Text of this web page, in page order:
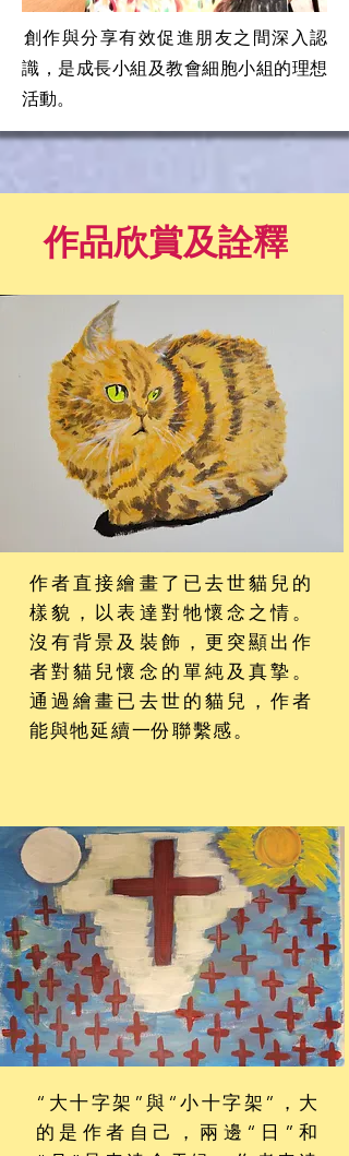
​創作與分享有效促進朋友之間深入認
識，是成長小組及教會細胞小組的理想
活動。
作品欣賞及詮釋
作者直接繪畫了已去世貓兒的
樣貌，以表達對牠懷念之情。
沒有背景及裝飾，更突顯出作
者對貓兒懷念的單純及真摯。
通過繪畫已去世的貓兒，作者
能與牠延續一份聯繫感。
“大十字架”與“小十字架”，大
的是作者自己，兩邊“日”和